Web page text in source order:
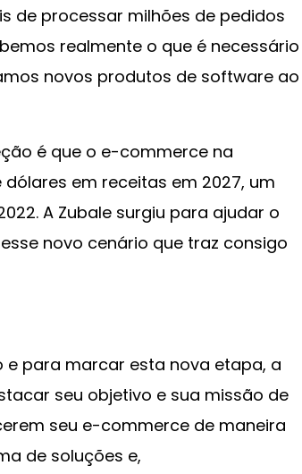
de processar milhões de pedidos
realmente o que é necessário
novos produtos de software ao
é que o e-commerce na
em receitas em 2027, um
A Zubale surgiu para ajudar o
novo cenário que traz consigo
para marcar esta nova etapa, a
seu objetivo e sua missão de
seu e-commerce de maneira
de soluções e,